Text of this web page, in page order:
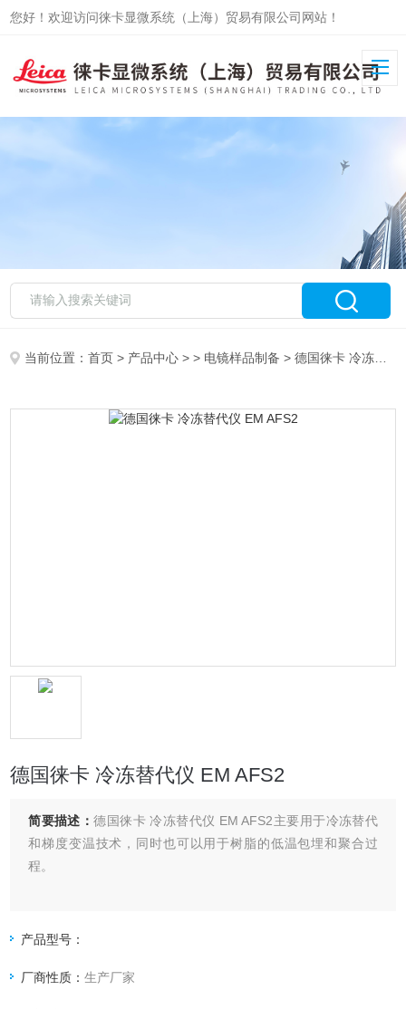
您好！欢迎访问徕卡显微系统（上海）贸易有限公司网站！
当前位置：首页 > 产品中心 > > 电镜样品制备 > 德国徕卡 冷冻替代仪 EM AFS2
德国徕卡 冷冻替代仪 EM AFS2
简要描述：德国徕卡 冷冻替代仪 EM AFS2主要用于冷冻替代
和梯度变温技术，同时也可以用于树脂的低温包埋和聚合过
程。
产品型号：
厂商性质：生产厂家